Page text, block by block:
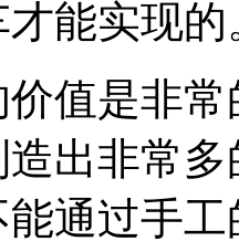
能实现的
价值是非
出非常
通过手